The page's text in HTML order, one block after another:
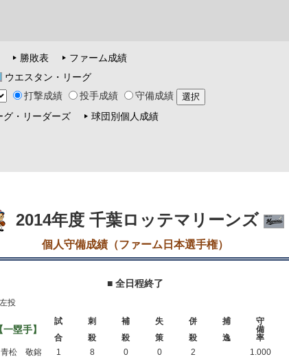
勝敗表
ファーム成績
ウエスタン・リーグ
打撃成績 投手成績
守備成績
グ・リーダーズ
球団別個人成績
2014年度 千葉ロッテマリーンズ
個人守備成績（ファーム日本選手権）
■ 全日程終了
投
一塁手】
試
合
刺
殺
補
殺
失
策
併
殺
捕
逸
守
備
率
青松 敬鎔
1 8 0 0 2 1.000